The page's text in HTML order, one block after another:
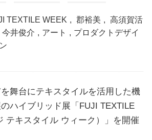
TEXTILE WEEK , 郡裕美 , 高須賀活
今井俊介 , アート , プロダクトデザイ
舞台にテキスタイルを活用した機
ハイブリッド展「FUJI TEXTILE
テキスタイル ウィーク）」を開催